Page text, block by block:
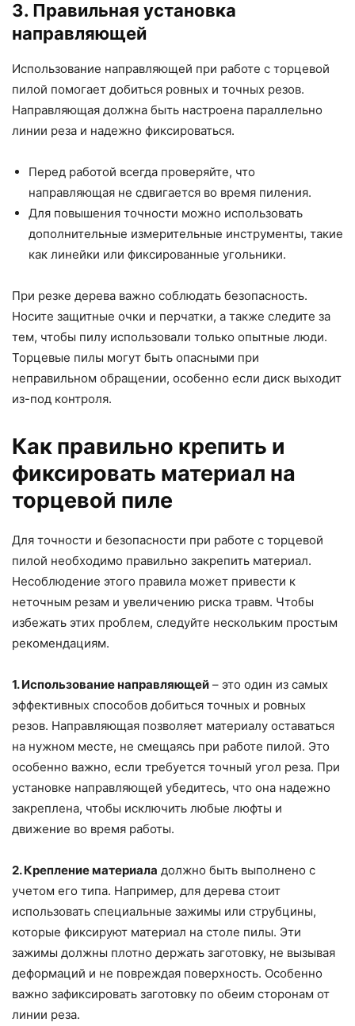
3. Правильная установка
направляющей
Использование направляющей при работе с торцевой
пилой помогает добиться ровных и точных резов.
Направляющая должна быть настроена параллельно
линии реза и надежно фиксироваться.
Перед работой всегда проверяйте, что
направляющая не сдвигается во время пиления.
Для повышения точности можно использовать
дополнительные измерительные инструменты, такие
как линейки или фиксированные угольники.
При резке дерева важно соблюдать безопасность.
Носите защитные очки и перчатки, а также следите за
тем, чтобы пилу использовали только опытные люди.
Торцевые пилы могут быть опасными при
неправильном обращении, особенно если диск выходит
из-под контроля.
Как правильно крепить и
фиксировать материал на
торцевой пиле
Для точности и безопасности при работе с торцевой
пилой необходимо правильно закрепить материал.
Несоблюдение этого правила может привести к
неточным резам и увеличению риска травм. Чтобы
избежать этих проблем, следуйте нескольким простым
рекомендациям.
1. Использование направляющей – это один из самых
эффективных способов добиться точных и ровных
резов. Направляющая позволяет материалу оставаться
на нужном месте, не смещаясь при работе пилой. Это
особенно важно, если требуется точный угол реза. При
установке направляющей убедитесь, что она надежно
закреплена, чтобы исключить любые люфты и
движение во время работы.
2. Крепление материала должно быть выполнено с
учетом его типа. Например, для дерева стоит
использовать специальные зажимы или струбцины,
которые фиксируют материал на столе пилы. Эти
зажимы должны плотно держать заготовку, не вызывая
деформаций и не повреждая поверхность. Особенно
важно зафиксировать заготовку по обеим сторонам от
линии реза.